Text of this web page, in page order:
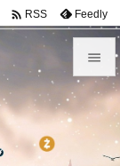


メニュ
前へ
 RSS Feedly